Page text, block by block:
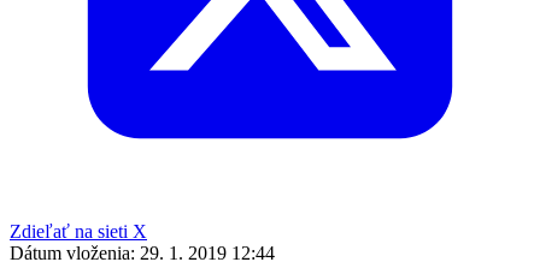
Zdieľať na sieti X
Dátum vloženia: 29. 1. 2019 12:44